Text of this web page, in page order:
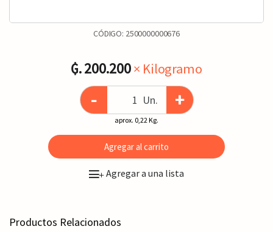
CÓDIGO: 2500000000676
₲. 200.200× Kilogramo
- Un. +
aprox. 0,22 Kg.
Agregar al carrito
+Agregar a una lista
Productos Relacionados